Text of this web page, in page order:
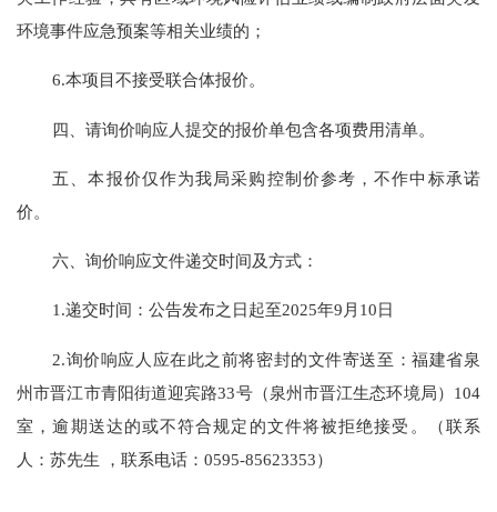
环境事件应急预案等相关业绩的；
6.本项目不接受联合体报价。
四、请询价响应人提交的报价单包含各项费用清单。
五、本报价仅作为我局采购控制价参考，不作中标承诺
价。
六、询价响应文件递交时间及方式：
1.递交时间：公告发布之日起至2025年9月 10 日
2.询价响应人应在此之前将密封的文件寄送至：福建省泉
州市晋江市青阳街道迎宾路33号（泉州市晋江生态环境局） 104
室 ，逾期送达的或不符合规定的文件将被拒绝接受。（联系
人：苏先生 ，联系电话：0595-85623353）